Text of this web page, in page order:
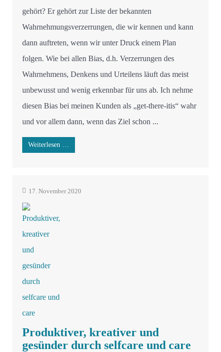
gehört? Er gehört zur Liste der bekannten
Wahrnehmungsverzerrungen, die wir kennen und kann
dann auftreten, wenn wir unter Druck einem Plan
folgen. Wie bei allen Bias, d.h. Verzerrungen des
Wahrnehmens, Denkens und Urteilens läuft das meist
unbewusst und wenig erkennbar für uns ab. Ich nehme
diesen Bias bei meinen Kunden als „get-there-itis“ wahr
und vor allem dann, wenn das Ziel schon ...
Weiterlesen …
17. November 2020
Produktiver, kreativer und
gesünder durch selfcare und care